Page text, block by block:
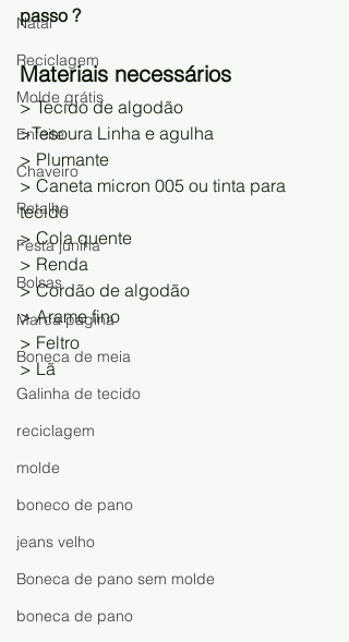
Natal
Reciclagem
Molde grátis
Enfeite
Chaveiro
Retalho
Festa junina
Bolsas
Marca página
Boneca de meia
Galinha de tecido
reciclagem
molde
boneco de pano
jeans velho
Boneca de pano sem molde
boneca de pano
passo ?
Materiais necessários
> Tecido de algodão
>Tesoura Linha e agulha
> Plumante
> Caneta micron 005 ou tinta para
tecido
> Cola quente
> Renda
> Cordão de algodão
> Arame fino
> Feltro
> Lã